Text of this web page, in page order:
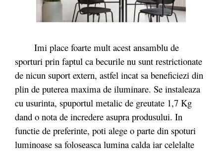
Imi place foarte mult acest ansamblu de
sporturi prin faptul ca becurile nu sunt restrictionate
de nicun suport extern, astfel incat sa beneficiezi din
plin de puterea maxima de iluminare. Se instaleaza
cu usurinta, spuportul metalic de greutate 1,7 Kg
dand o nota de incredere asupra produsului. In
functie de preferinte, poti alege o parte din spoturi
luminoase sa foloseasca lumina calda iar celelalte